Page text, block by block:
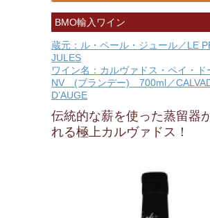
BMO輸入ワイン
蔵元：ル・ペール・ジュール／LE
JULES
ワイン名：カルヴァドス・ペイ・
NV (ブランデー) 700ml／
D’AUGE
伝統的な薪を使った蒸留器
れる極上カルヴァドス！